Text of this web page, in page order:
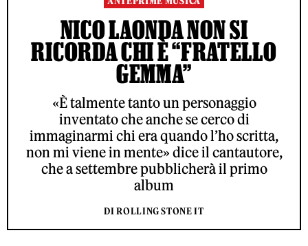
NICO LAONDA NON SI
RICORDA CHI È “FRATELLO
GEMMA”
«È talmente tanto un personaggio
inventato che anche se cerco di
immaginarmi chi era quando l’ho scritta,
non mi viene in mente» dice il cantautore,
che a settembre pubblicherà il primo
album
DI ROLLING STONE IT